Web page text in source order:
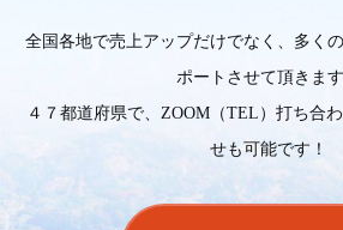
全国各地で売上アップだけでなく、多く
ポートさせて頂きます
４７都道府県で、ZOOM（TEL）打ち合
せも可能です！